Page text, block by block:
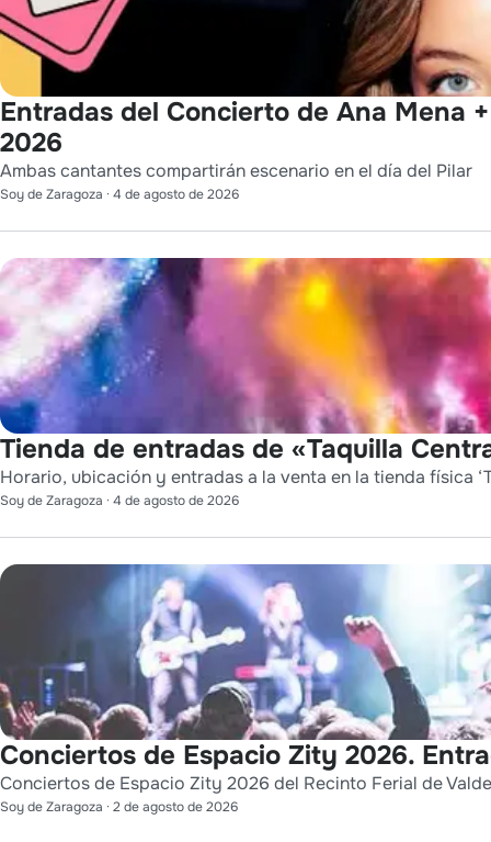
Entradas del Concierto de Ana Mena
2026
Ambas cantantes compartirán escenario en el día del Pilar
Soy de Zaragoza · 4 de agosto de 2026
Tienda de entradas de «Taquilla
Horario, ubicación y entradas a la venta en la tienda física
Soy de Zaragoza · 4 de agosto de 2026
Conciertos de Espacio Zity 2026.
Conciertos de Espacio Zity 2026 del Recinto Ferial de
Soy de Zaragoza · 2 de agosto de 2026